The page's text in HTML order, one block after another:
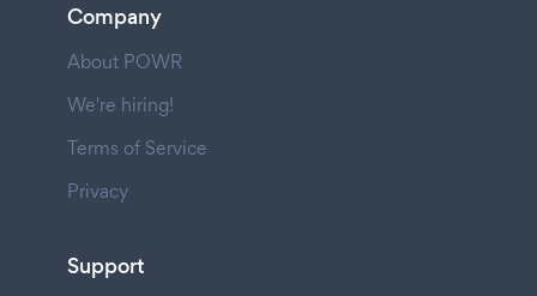
Company
About POWR
We're hiring!
Terms of Service
Privacy
Support